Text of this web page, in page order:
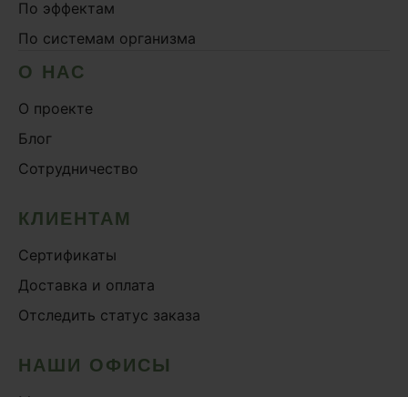
По эффектам
По системам организма
О НАС
О проекте
Блог
Сотрудничество
КЛИЕНТАМ
Сертификаты
Доставка и оплата
Отследить статус заказа
НАШИ ОФИСЫ